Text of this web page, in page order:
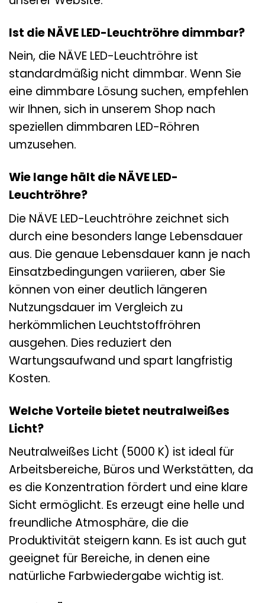
Ist die NÄVE LED-Leuchtröhre dimmbar?
Nein, die NÄVE LED-Leuchtröhre ist
standardmäßig nicht dimmbar. Wenn Sie
eine dimmbare Lösung suchen, empfehlen
wir Ihnen, sich in unserem Shop nach
speziellen dimmbaren LED-Röhren
umzusehen.
Wie lange hält die NÄVE LED-
Leuchtröhre?
Die NÄVE LED-Leuchtröhre zeichnet sich
durch eine besonders lange Lebensdauer
aus. Die genaue Lebensdauer kann je nach
Einsatzbedingungen variieren, aber Sie
können von einer deutlich längeren
Nutzungsdauer im Vergleich zu
herkömmlichen Leuchtstoffröhren
ausgehen. Dies reduziert den
Wartungsaufwand und spart langfristig
Kosten.
Welche Vorteile bietet neutralweißes
Licht?
Neutralweißes Licht (5000 K) ist ideal für
Arbeitsbereiche, Büros und Werkstätten, da
es die Konzentration fördert und eine klare
Sicht ermöglicht. Es erzeugt eine helle und
freundliche Atmosphäre, die die
Produktivität steigern kann. Es ist auch gut
geeignet für Bereiche, in denen eine
natürliche Farbwiedergabe wichtig ist.